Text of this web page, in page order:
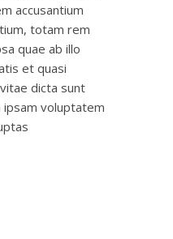
accusantium
totam rem
quae ab illo
et quasi
dicta sunt
ipsam voluptatem